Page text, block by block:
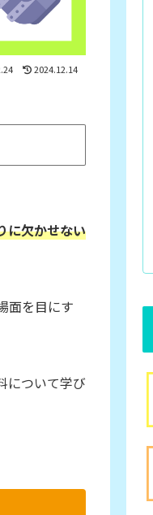
2024.12.14
に欠かせない
面を目にす
について学び